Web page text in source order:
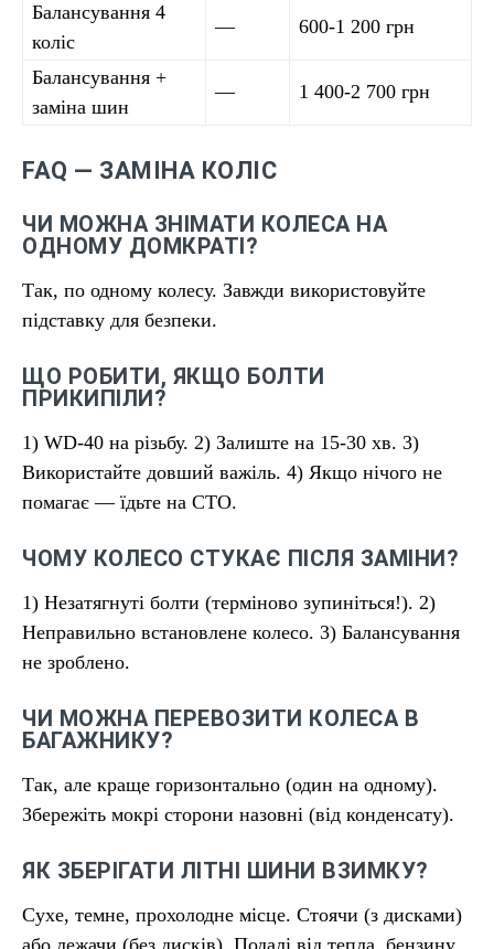
Балансування 4
коліс
— 600-1 200 грн
Балансування +
заміна шин
— 1 400-2 700 грн
FAQ — ЗАМІНА КОЛІС
ЧИ МОЖНА ЗНІМАТИ КОЛЕСА НА
ОДНОМУ ДОМКРАТІ?
Так, по одному колесу. Завжди використовуйте
підставку для безпеки.
ЩО РОБИТИ, ЯКЩО БОЛТИ
ПРИКИПІЛИ?
1) WD-40 на різьбу. 2) Залиште на 15-30 хв. 3)
Використайте довший важіль. 4) Якщо нічого не
помагає — їдьте на СТО.
ЧОМУ КОЛЕСО СТУКАЄ ПІСЛЯ ЗАМІНИ?
1) Незатягнуті болти (терміново зупиніться!). 2)
Неправильно встановлене колесо. 3) Балансування
не зроблено.
ЧИ МОЖНА ПЕРЕВОЗИТИ КОЛЕСА В
БАГАЖНИКУ?
Так, але краще горизонтально (один на одному).
Збережіть мокрі сторони назовні (від конденсату).
ЯК ЗБЕРІГАТИ ЛІТНІ ШИНИ ВЗИМКУ?
Сухе, темне, прохолодне місце. Стоячи (з дисками)
або лежачи (без дисків). Подалі від тепла, бензину,